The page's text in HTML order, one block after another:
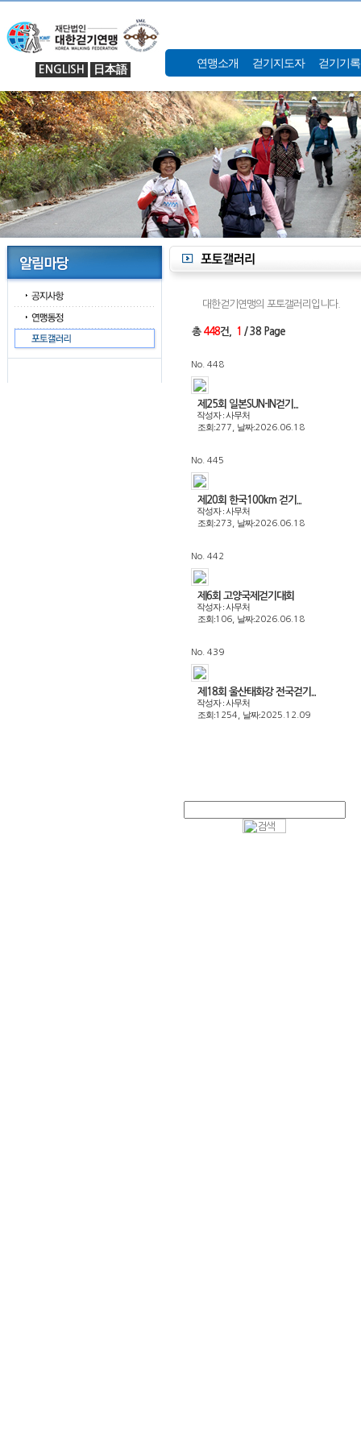
ENGLISH 日本語 연맹소개 걷기지도자 걷기기
대한걷기연맹의 포토갤러리입니다.
총 448건, 1 / 38 Page
No. 448
제25회 일본SUN-IN걷기...
작성자 : 사무처
조회:277, 날짜:2026.06.18
No. 445
제20회 한국100km 걷기...
작성자 : 사무처
조회:273, 날짜:2026.06.18
No. 442
제6회 고양국제걷기대회
작성자 : 사무처
조회:106, 날짜:2026.06.18
No. 439
제18회 울산태화강 전국걷기...
작성자 : 사무처
조회:1254, 날짜:2025.12.09